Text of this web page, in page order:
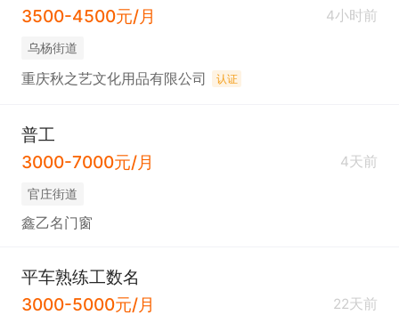
3500-4500元/月
4小时前
乌杨街道
重庆秋之艺文化用品有限公司 认证
普工
3000-7000元/月
4天前
官庄街道
鑫乙名门窗
平车熟练工数名
3000-5000元/月
22天前